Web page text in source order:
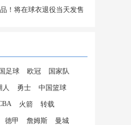
！将在球衣退役当天发售
足球 欧冠 国家队
人 勇士 中国篮球
火箭 转载
德甲 詹姆斯 曼城